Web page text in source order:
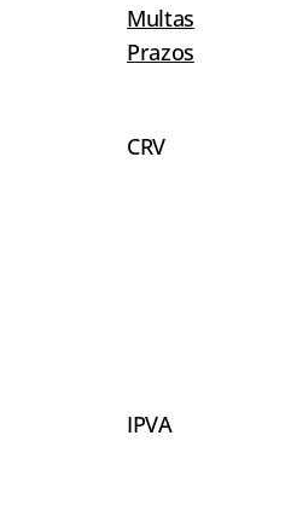
Multas
Prazos
CRV
IPVA